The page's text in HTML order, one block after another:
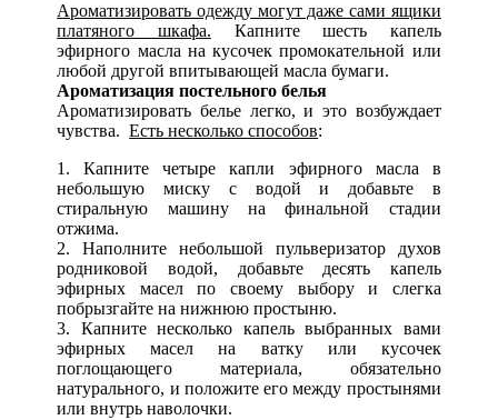
Ароматизировать одежду могут даже сами ящики
платяного шкафа. Капните шесть капель
эфирного масла на кусочек промокательной или
любой другой впитывающей масла бумаги.
Ароматизация постельного белья
Ароматизировать белье легко, и это возбуждает
чувства.Есть несколько способов:
1. Капните четыре капли эфирного масла в
небольшую миску с водой и добавьте в
стиральную машину на финальной стадии
отжима.
2. Наполните небольшой пульверизатор духов
родниковой водой, добавьте десять капель
эфирных масел по своему выбору и слегка
побрызгайте на нижнюю простыню.
3. Капните несколько капель выбранных вами
эфирных масел на ватку или кусочек
поглощающего материала, обязательно
натурального, и положите его между простынями
или внутрь наволочки.